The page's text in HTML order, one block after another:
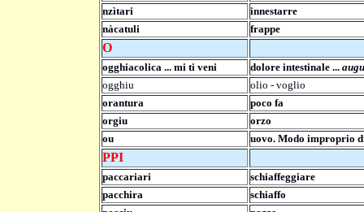
nzìtari
innestarre
nàcatuli
frappe
O
ogghiacolica ... mi ti veni dolore intestinale ...
ogghiu
olio - voglio
orantura
poco fa
orgiu
orzo
ou
uovo. Modo improprio
PPI
paccariari
schiaffeggiare
pacchira
schiaffo